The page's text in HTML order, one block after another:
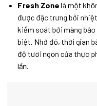
Fresh Zone là một
được đặc trưng bởi
kiểm soát bởi màng
biệt. Nhờ đó, thời gian
độ tươi ngon của thực
lần.